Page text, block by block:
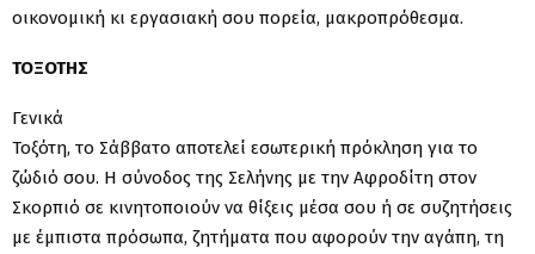
οικονομική κι εργασιακή σου πορεία, μακροπρόθεσμα.
ΤΟΞΟΤΗΣ
Γενικά
Τοξότη, το Σάββατο αποτελεί εσωτερική πρόκληση για το
ζώδιό σου. Η σύνοδος της Σελήνης με την Αφροδίτη στον
Σκορπιό σε κινητοποιούν να θίξεις μέσα σου ή σε συζητήσεις
με έμπιστα πρόσωπα, ζητήματα που αφορούν την αγάπη, τη